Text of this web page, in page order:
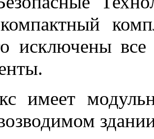
исключены
имеет